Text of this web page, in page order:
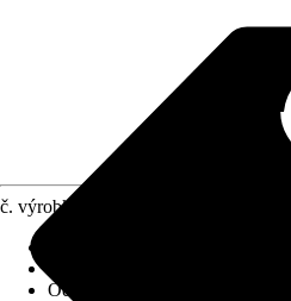
č. výrobku
Odolnost proti otěru za mokra